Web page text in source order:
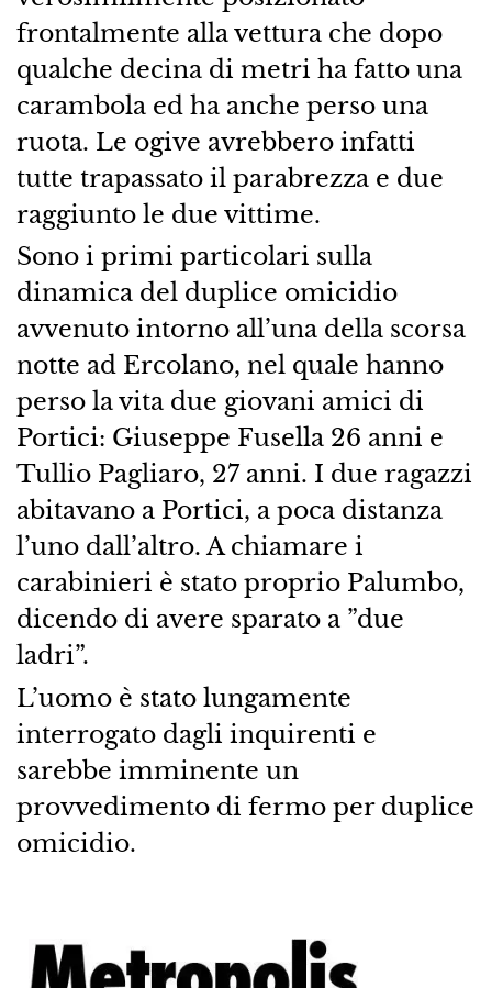
frontalmente alla vettura che dopo
qualche decina di metri ha fatto una
carambola ed ha anche perso una
ruota. Le ogive avrebbero infatti
tutte trapassato il parabrezza e due
raggiunto le due vittime.
Sono i primi particolari sulla
dinamica del duplice omicidio
avvenuto intorno all’una della scorsa
notte ad Ercolano, nel quale hanno
perso la vita due giovani amici di
Portici: Giuseppe Fusella 26 anni e
Tullio Pagliaro, 27 anni. I due ragazzi
abitavano a Portici, a poca distanza
l’uno dall’altro. A chiamare i
carabinieri è stato proprio Palumbo,
dicendo di avere sparato a ”due
ladri”.
L’uomo è stato lungamente
interrogato dagli inquirenti e
sarebbe imminente un
provvedimento di fermo per duplice
omicidio.